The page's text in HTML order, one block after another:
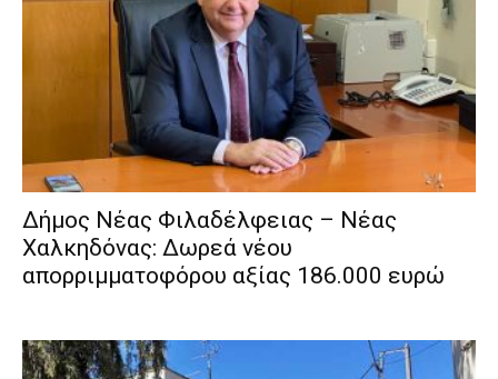
Δήμος Νέας Φιλαδέλφειας – Νέας
Χαλκηδόνας: Δωρεά νέου
απορριμματοφόρου αξίας 186.000 ευρώ